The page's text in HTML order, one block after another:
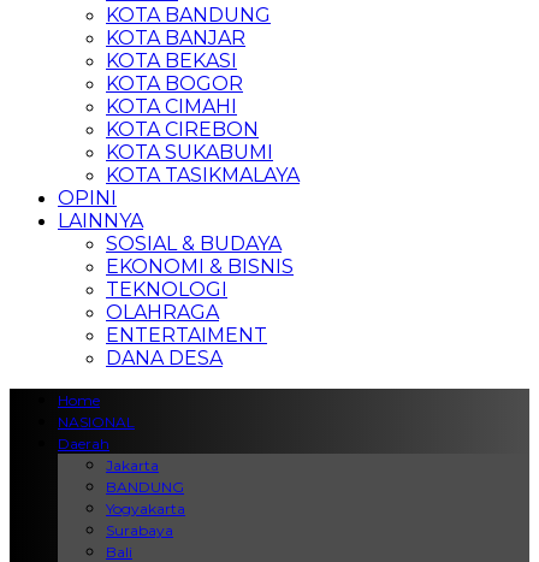
KOTA BANDUNG
KOTA BANJAR
KOTA BEKASI
KOTA BOGOR
KOTA CIMAHI
KOTA CIREBON
KOTA SUKABUMI
KOTA TASIKMALAYA
OPINI
LAINNYA
SOSIAL & BUDAYA
EKONOMI & BISNIS
TEKNOLOGI
OLAHRAGA
ENTERTAIMENT
DANA DESA
Home
NASIONAL
Daerah
Jakarta
BANDUNG
Yogyakarta
Surabaya
Bali